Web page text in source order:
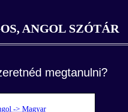
ANGOL SZÓTÁR
megtanulni?
-> Magyar